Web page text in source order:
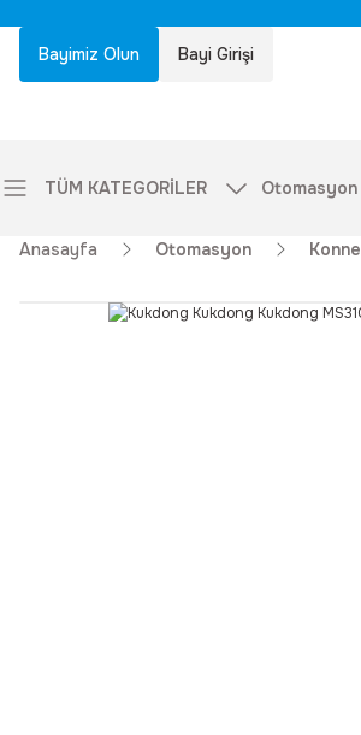
Bayimiz Olun
Bayi Girişi
TÜM KATEGORİLER Otomasyon
Anasayfa Otomasyon